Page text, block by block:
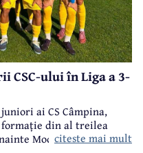
CSC-ului în Liga a 3-
ai CS Câmpina,
formație din al treilea
Modelu, din județul
citeste mai mult